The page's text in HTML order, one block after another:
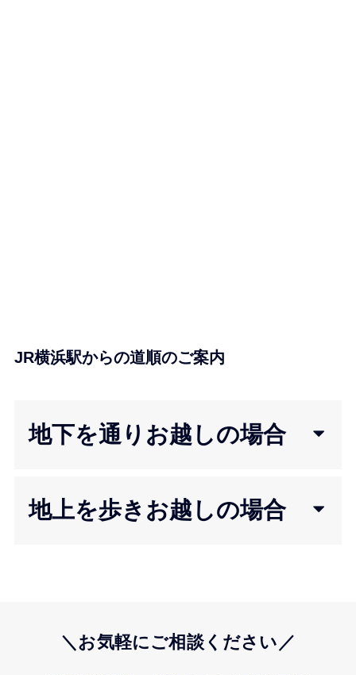
JR横浜駅からの道順のご案内
地下を通りお越しの場合
地上を歩きお越しの場合
＼お気軽にご相談ください／